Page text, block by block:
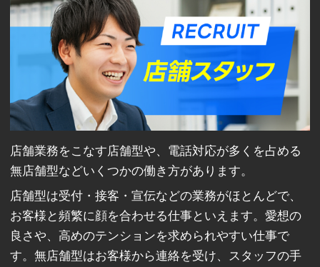
店舗業務をこなす店舗型や、電話対応が多くを占める
無店舗型などいくつかの働き方があります。
店舗型は受付・接客・宣伝などの業務がほとんどで、
お客様と頻繁に顔を合わせる仕事といえます。愛想の
良さや、高めのテンションを求められやすい仕事で
す。無店舗型はお客様から連絡を受け、スタッフの手